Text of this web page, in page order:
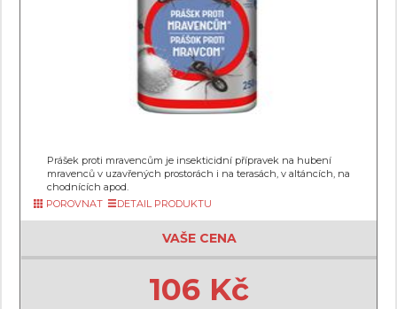
Prášek proti mravencům je insekticidní přípravek na hubení
mravenců v uzavřených prostorách i na terasách, v altáncích, na
chodnících apod.
POROVNAT
DETAIL PRODUKTU
VAŠE CENA
106 Kč